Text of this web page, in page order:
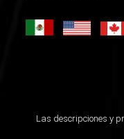
Las descripciones y